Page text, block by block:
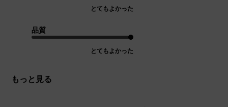
とてもよかった
品質
とてもよかった
もっと見る